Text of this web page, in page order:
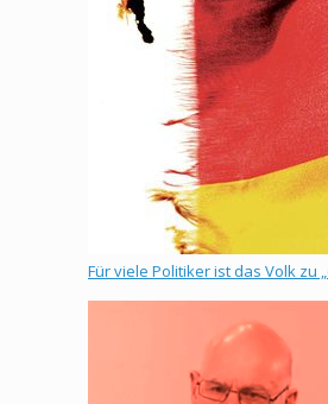
Für viele Politiker ist das Volk zu